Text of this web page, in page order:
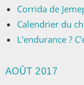
Corrida de
Calendrier du
L'endurance ?
AOÛT 2017